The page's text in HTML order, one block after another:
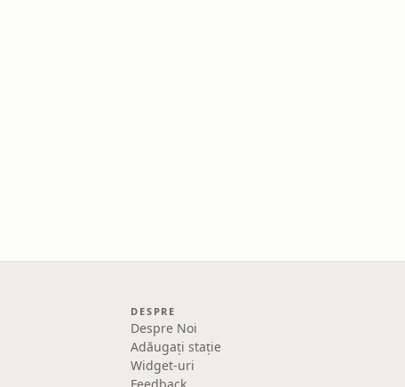
DESPRE
Despre Noi
Adăugați stație
Widget-uri